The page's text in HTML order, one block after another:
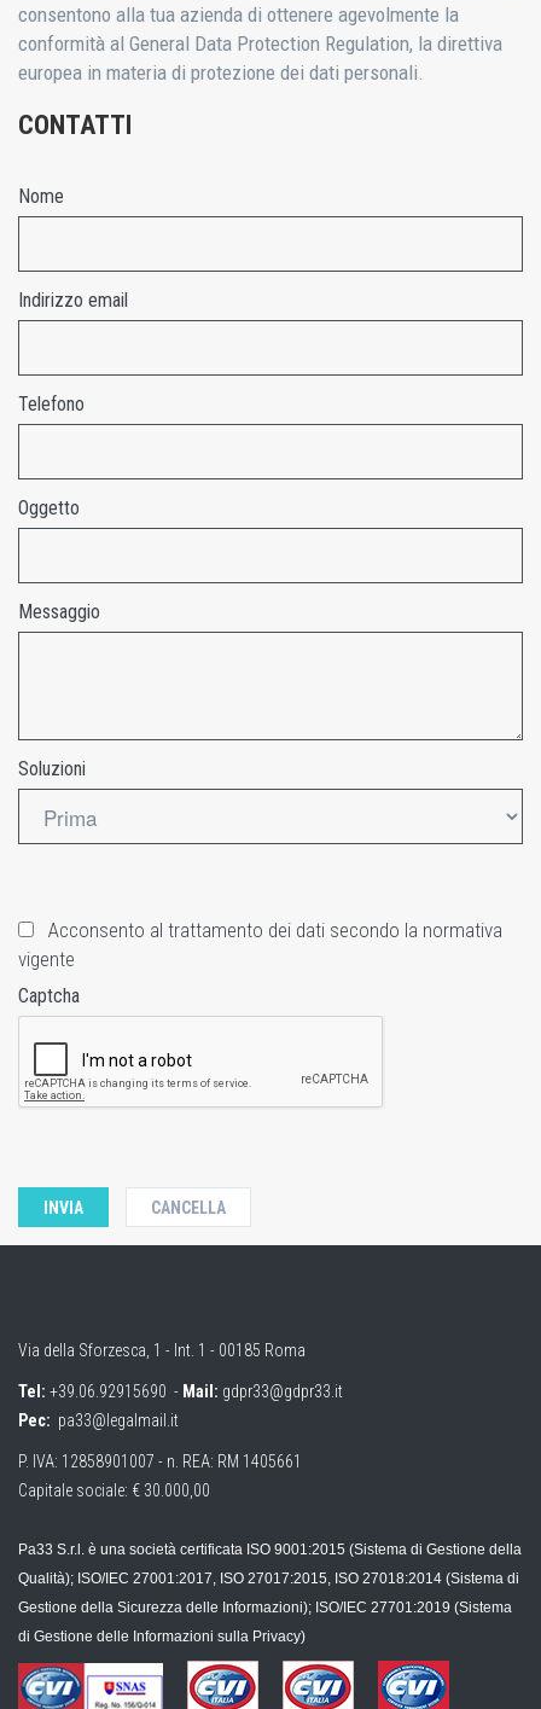
consentono alla tua azienda di ottenere agevolmente la
conformità al General Data Protection Regulation, la direttiva
europea in materia di protezione dei dati personali.
CONTATTI
Nome
Indirizzo email
Telefono
Oggetto
Messaggio
Soluzioni
Acconsento al trattamento dei dati secondo la normativa
vigente
Captcha
Via della Sforzesca, 1 - Int. 1 - 00185 Roma
Tel: +39.06.92915690 - Mail: gdpr33@gdpr33.it
Pec: pa33@legalmail.it
P. IVA: 12858901007 - n. REA: RM 1405661
Capitale sociale: € 30.000,00
Pa33 S.r.l. è una società certificata ISO 9001:2015 (Sistema di Gestione della
Qualità); ISO/IEC 27001:2017, ISO 27017:2015, ISO 27018:2014 (Sistema di
Gestione della Sicurezza delle Informazioni); ISO/IEC 27701:2019 (Sistema
di Gestione delle Informazioni sulla Privacy)